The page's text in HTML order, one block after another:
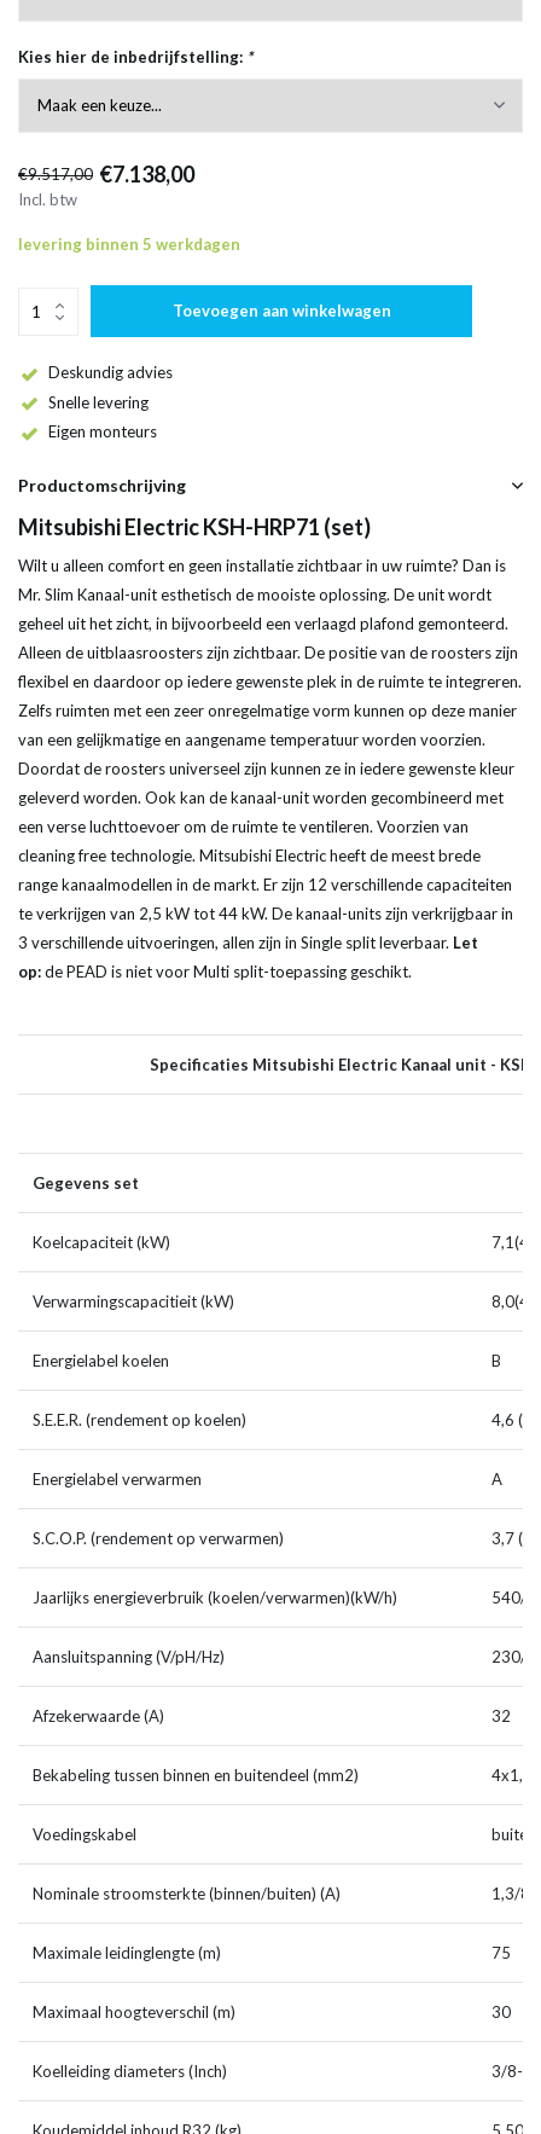
Kies hier de inbedrijfstelling: *
€9.517,00 €7.138,00
Incl. btw
levering binnen 5 werkdagen
Toevoegen aan winkelwagen
Deskundig advies
Snelle levering
Eigen monteurs
Productomschrijving
Mitsubishi Electric KSH-HRP71 (set)
Wilt u alleen comfort en geen installatie zichtbaar in uw ruimte? Dan is
Mr. Slim Kanaal-unit esthetisch de mooiste oplossing. De unit wordt
geheel uit het zicht, in bijvoorbeeld een verlaagd plafond gemonteerd.
Alleen de uitblaasroosters zijn zichtbaar. De positie van de roosters zijn
flexibel en daardoor op iedere gewenste plek in de ruimte te integreren.
Zelfs ruimten met een zeer onregelmatige vorm kunnen op deze manier
van een gelijkmatige en aangename temperatuur worden voorzien.
Doordat de roosters universeel zijn kunnen ze in iedere gewenste kleur
geleverd worden. Ook kan de kanaal-unit worden gecombineerd met
een verse luchttoevoer om de ruimte te ventileren. Voorzien van
cleaning free technologie. Mitsubishi Electric heeft de meest brede
range kanaalmodellen in de markt. Er zijn 12 verschillende capaciteiten
te verkrijgen van 2,5 kW tot 44 kW. De kanaal-units zijn verkrijgbaar in
3 verschillende uitvoeringen, allen zijn in Single split leverbaar. Let
op:de PEAD is niet voor Multi split-toepassing geschikt.
Specificaties Mitsubishi Electric Kanaal unit - KSH
Gegevens set
Koelcapaciteit (kW)
Verwarmingscapacitieit (kW)
Energielabel koelen B
S.E.E.R. (rendement op koelen) 4,6
Energielabel verwarmen A
S.C.O.P. (rendement op verwarmen) 3,7
Jaarlijks energieverbruik (koelen/verwarmen)(kW/h) 540/
Aansluitspanning (V/pH/Hz) 230/
Afzekerwaarde (A) 32
Bekabeling tussen binnen en buitendeel (mm2) 4x1,5
Voedingskabel buiten
Nominale stroomsterkte (binnen/buiten) (A) 1,3/
Maximale leidinglengte (m) 75
Maximaal hoogteverschil (m) 30
Koelleiding diameters (Inch) 3/8-